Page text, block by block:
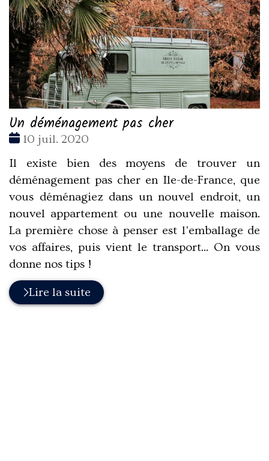
Un déménagement pas cher
Date
10 juil. 2020
Il existe bien des moyens de trouver un
déménagement pas cher en Ile-de-France, que
vous déménagiez dans un nouvel endroit, un
nouvel appartement ou une nouvelle maison.
La première chose à penser est l'emballage de
vos affaires, puis vient le transport... On vous
donne nos tips !
Lire la suite